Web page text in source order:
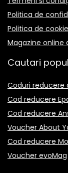
Politica de
Politica de cookie
Magazine online
Cautari
Coduri reducere
Cod reducere
Cod reducere
Voucher About
Cod reducere
Voucher evoMag